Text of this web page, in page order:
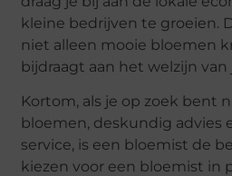
kleine bedrijven te groeien.
niet alleen mooie bloemen
bijdraagt aan het welzijn
Kortom, als je op zoek bent
bloemen, deskundig advies
service, is een bloemist de
kiezen voor een bloemist in